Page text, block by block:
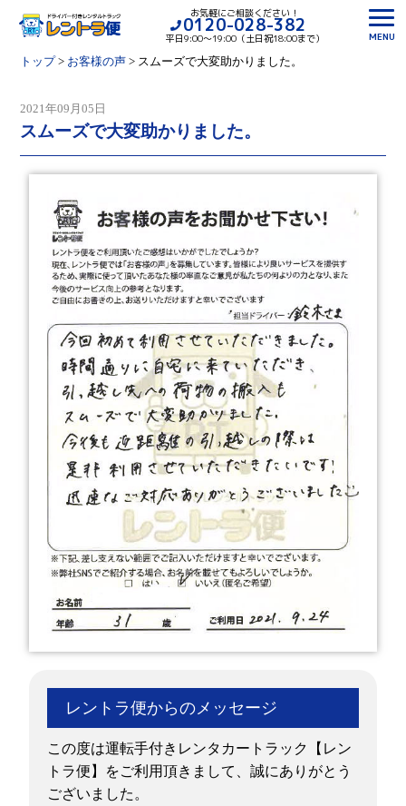
お気軽にご相談ください！
0120-028-382
平日9:00〜19:00（土日祝18:00まで）
MENU
トップ> お客様の声> スムーズで大変助かりました。
2021年09月05日
スムーズで大変助かりました。
レントラ便からのメッセージ
この度は運転手付きレンタカートラック【レン
トラ便】をご利用頂きまして、誠にありがとう
ございました。